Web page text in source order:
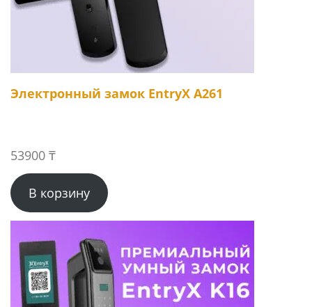
Электронный замок EntryX A261
53900 ₸
В корзину